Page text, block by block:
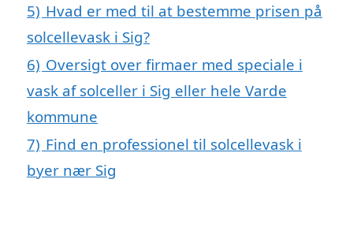
5) Hvad er med til at bestemme prisen på
solcellevask i Sig?
6) Oversigt over firmaer med speciale i
vask af solceller i Sig eller hele Varde
kommune
7) Find en professionel til solcellevask i
byer nær Sig